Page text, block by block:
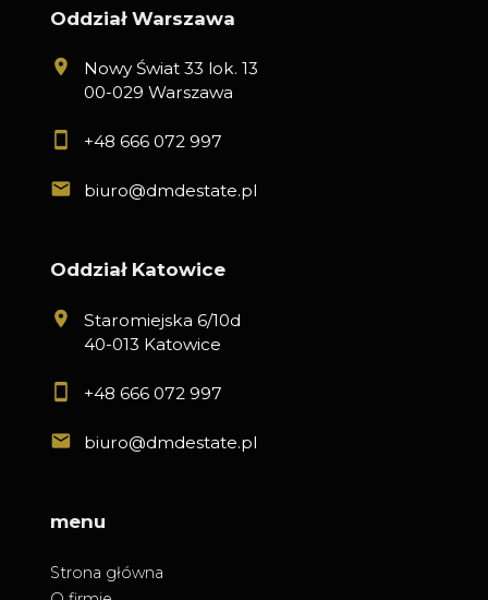
Oddział Warszawa
Nowy Świat 33 lok. 13
00-029 Warszawa
+48 666 072 997
biuro@dmdestate.pl
Oddział Katowice
Staromiejska 6/10d
40-013 Katowice
+48 666 072 997
biuro@dmdestate.pl
menu
Strona główna